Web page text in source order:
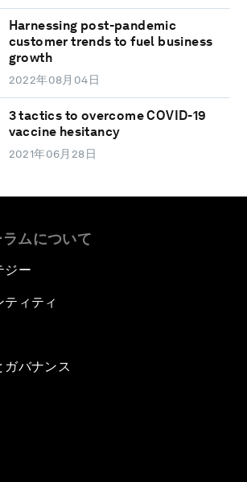
Harnessing post-pandemic
customer trends to fuel business
growth
2022年08月04日
3 tactics to overcome COVID-19
vaccine hesitancy
2021年06月28日
ムについて
ジー
ィティ
ガバナンス